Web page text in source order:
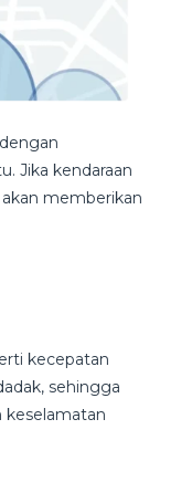
Jika kendaraan
memberikan
kecepatan
sehingga
keselamatan